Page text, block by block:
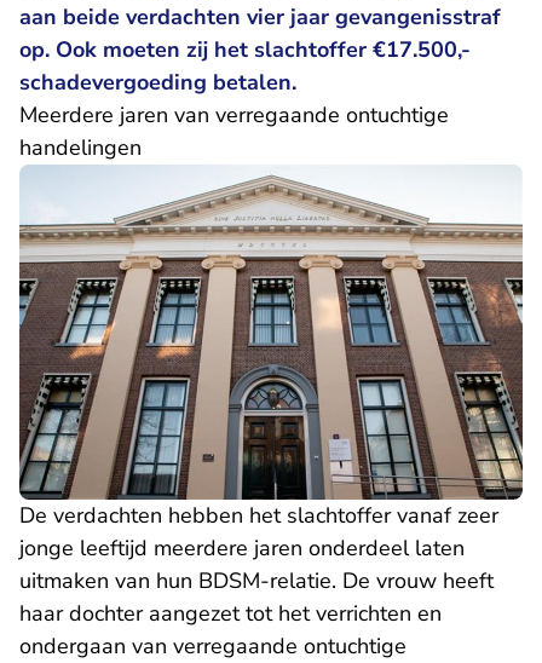
aan beide verdachten vier jaar gevangenisstraf
op. Ook moeten zij het slachtoffer €17.500,-
schadevergoeding betalen.
Meerdere jaren van verregaande ontuchtige
handelingen
De verdachten hebben het slachtoffer vanaf zeer
jonge leeftijd meerdere jaren onderdeel laten
uitmaken van hun BDSM-relatie. De vrouw heeft
haar dochter aangezet tot het verrichten en
ondergaan van verregaande ontuchtige